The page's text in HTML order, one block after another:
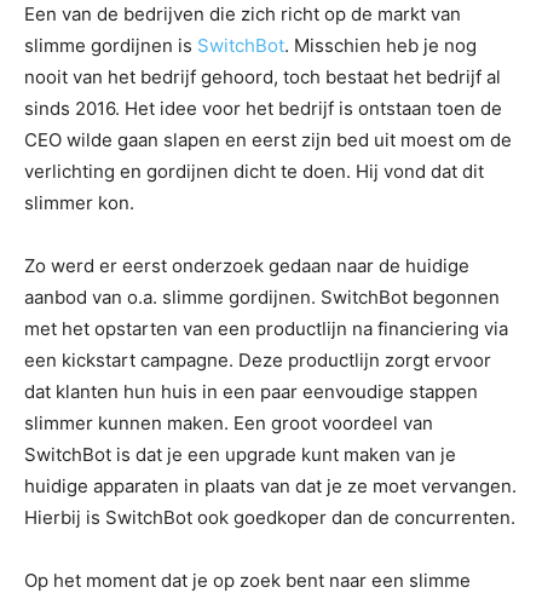
Een van de bedrijven die zich richt op de markt van
slimme gordijnen is SwitchBot. Misschien heb je nog
nooit van het bedrijf gehoord, toch bestaat het bedrijf al
sinds 2016. Het idee voor het bedrijf is ontstaan toen de
CEO wilde gaan slapen en eerst zijn bed uit moest om de
verlichting en gordijnen dicht te doen. Hij vond dat dit
slimmer kon.
Zo werd er eerst onderzoek gedaan naar de huidige
aanbod van o.a. slimme gordijnen. SwitchBot begonnen
met het opstarten van een productlijn na financiering via
een kickstart campagne. Deze productlijn zorgt ervoor
dat klanten hun huis in een paar eenvoudige stappen
slimmer kunnen maken. Een groot voordeel van
SwitchBot is dat je een upgrade kunt maken van je
huidige apparaten in plaats van dat je ze moet vervangen.
Hierbij is SwitchBot ook goedkoper dan de concurrenten.
Op het moment dat je op zoek bent naar een slimme